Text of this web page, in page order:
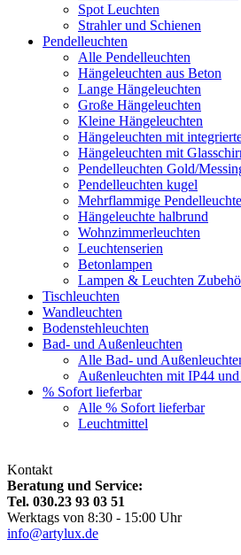
Spot Leuchten
Strahler und Schienen
Pendelleuchten
Alle Pendelleuchten
Hängeleuchten aus Beton
Lange Hängeleuchten
Große Hängeleuchten
Kleine Hängeleuchten
Hängeleuchten mit
Hängeleuchten mit
Pendelleuchten Gold/
Pendelleuchten kugel
Mehrflammige
Hängeleuchte halbrund
Wohnzimmerleuchten
Leuchtenserien
Betonlampen
Lampen & Leuchten
Tischleuchten
Wandleuchten
Bodenstehleuchten
Bad- und Außenleuchten
Alle Bad- und
Außenleuchten mit IP44
% Sofort lieferbar
Alle % Sofort lieferbar
Leuchtmittel
Kontakt
Beratung und Service:
Tel. 030.23 93 03 51
Werktags von 8:30 - 15:00 Uhr
info@artylux.de